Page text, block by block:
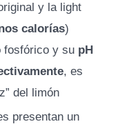
y la light
calorías)
fosfórico y su pH
, es
del limón
presentan un